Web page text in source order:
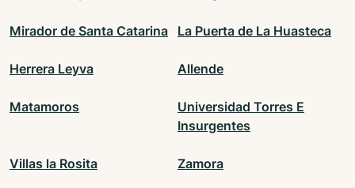
Mirador de Santa Catarina La Puerta de La Huasteca
Herrera Leyva Allende
Matamoros
Universidad Torres E
Insurgentes
Villas la Rosita Zamora